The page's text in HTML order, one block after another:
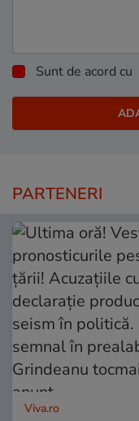
Sunt de acord cu
PARTENERI
Viva.ro